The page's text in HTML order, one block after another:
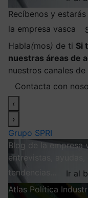
Recíbenos y
la empresa vasca
Habla(mos) de ti Si
nuestras áreas de
nuestros canales
Contacta con
‹
›
Grupo SPRI
Blog de la empresa
entrevistas,
tendencias…
Ir al
Atlas Política